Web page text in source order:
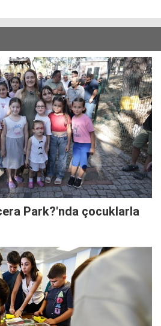
Park?'nda çocuklarla